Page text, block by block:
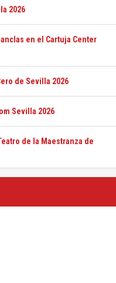
2026
en el Cartuja Center
de Sevilla 2026
Sevilla 2026
de la Maestranza de